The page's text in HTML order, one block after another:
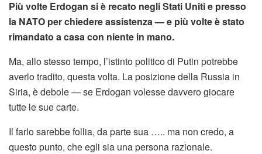
Più volte Erdogan si è recato negli Stati Uniti e presso
la NATO per chiedere assistenza — e più volte è stato
rimandato a casa con niente in mano.
Ma, allo stesso tempo, l’istinto politico di Putin potrebbe
averlo tradito, questa volta. La posizione della Russia in
Siria, è debole — se Erdogan volesse davvero giocare
tutte le sue carte.
Il farlo sarebbe follia, da parte sua ….. ma non credo, a
questo punto, che egli sia una persona razionale.